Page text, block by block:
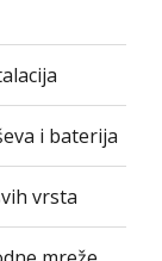
i baterija
vrsta